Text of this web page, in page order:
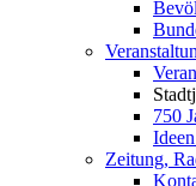
750
Zeitung,